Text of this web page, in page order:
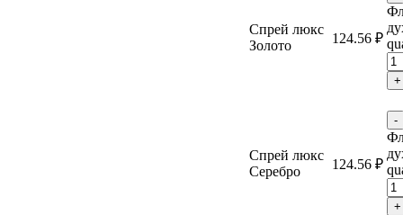
Спрей люкс
Золото
124.56 ₽
+
Спрей люкс
Серебро
124.56 ₽
-
+